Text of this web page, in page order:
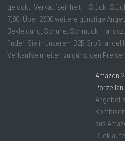
gelockt. Verkaufseinheit: 1 Stück.
7,80. Über 2500 weitere günstige
Bekleidung, Schuhe, Schmuck,
finden Sie in unserem B2B Großhandel
Verkaufseinheiten zu günstigen
Amazon
Angebot
aus